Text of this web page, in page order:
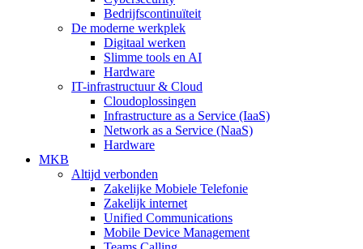
Bedrijfscontinuïteit
De moderne werkplek
Digitaal werken
Slimme tools en AI
Hardware
IT-infrastructuur & Cloud
Cloudoplossingen
Infrastructure as a Service (IaaS)
Network as a Service (NaaS)
Hardware
MKB
Altijd verbonden
Zakelijke Mobiele Telefonie
Zakelijk internet
Unified Communications
Mobile Device Management